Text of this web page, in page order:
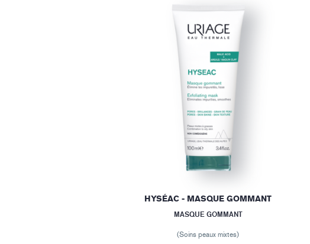
HYSÉAC - MASQUE GOMMANT
MASQUE GOMMANT
(Soins peaux mixtes)